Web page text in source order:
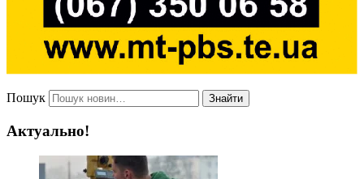
Пошук Знайти
Актуально!